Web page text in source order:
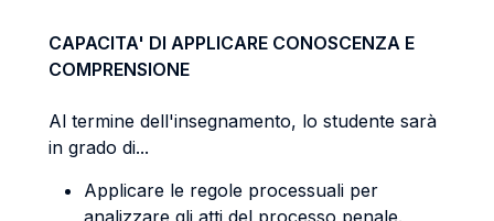
CAPACITA' DI APPLICARE CONOSCENZA E
COMPRENSIONE
Al termine dell'insegnamento, lo studente sarà
in grado di...
Applicare le regole processuali per
analizzare gli atti del processo penale.